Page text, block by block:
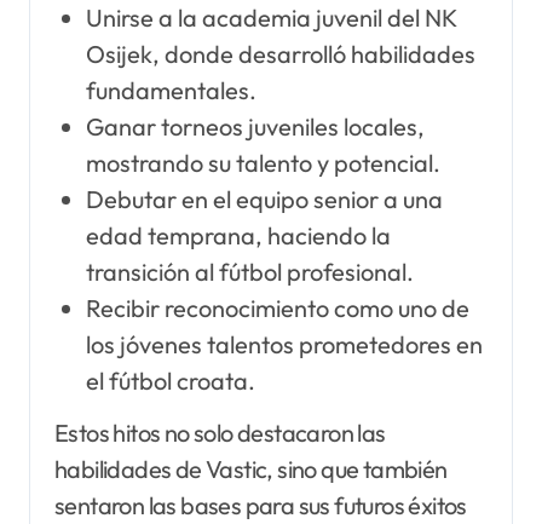
Unirse a la academia juvenil del NK
Osijek, donde desarrolló habilidades
fundamentales.
Ganar torneos juveniles locales,
mostrando su talento y potencial.
Debutar en el equipo senior a una
edad temprana, haciendo la
transición al fútbol profesional.
Recibir reconocimiento como uno de
los jóvenes talentos prometedores en
el fútbol croata.
Estos hitos no solo destacaron las
habilidades de Vastic, sino que también
sentaron las bases para sus futuros éxitos